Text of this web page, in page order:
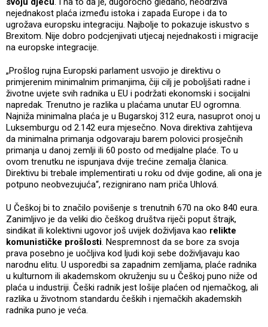
nejednakost plaća između istoka i zapada Europe i da to
ugrožava europsku integraciju. Najbolje to pokazuje iskustvo s
Brexitom. Nije dobro podcjenjivati utjecaj nejednakosti i migracije
na europske integracije.
„Prošlog rujna Europski parlament usvojio je direktivu o
primjerenim minimalnim primanjima, čiji cilj je poboljšati radne i
životne uvjete svih radnika u EU i podržati ekonomski i socijalni
napredak. Trenutno je razlika u plaćama unutar EU ogromna.
Najniža minimalna plaća je u Bugarskoj 312 eura, nasuprot onoj u
Luksemburgu od 2.142 eura mjesečno. Nova direktiva zahtijeva
da minimalna primanja odgovaraju barem polovici prosječnih
primanja u danoj zemlji ili 60 posto od medijalne plaće. To u
ovom trenutku ne ispunjava dvije trećine zemalja članica.
Direktivu bi trebale implementirati u roku od dvije godine, ali ona je
potpuno neobvezujuća“, rezignirano nam priča Uhlová.
U Češkoj bi to značilo povišenje s trenutnih 670 na oko 840 eura.
Zanimljivo je da veliki dio češkog društva riječi poput štrajk,
sindikat ili kolektivni ugovor još uvijek doživljava kao relikte
komunističke prošlosti. Nespremnost da se bore za svoja
prava posebno je uočljiva kod ljudi koji sebe doživljavaju kao
narodnu elitu. U usporedbi sa zapadnim zemljama, plaće radnika
u kulturnom ili akademskom okruženju su u Češkoj puno niže od
plaća u industriji. Češki radnik jest lošije plaćen od njemačkog, ali
razlika u životnom standardu čeških i njemačkih akademskih
radnika puno je veća.